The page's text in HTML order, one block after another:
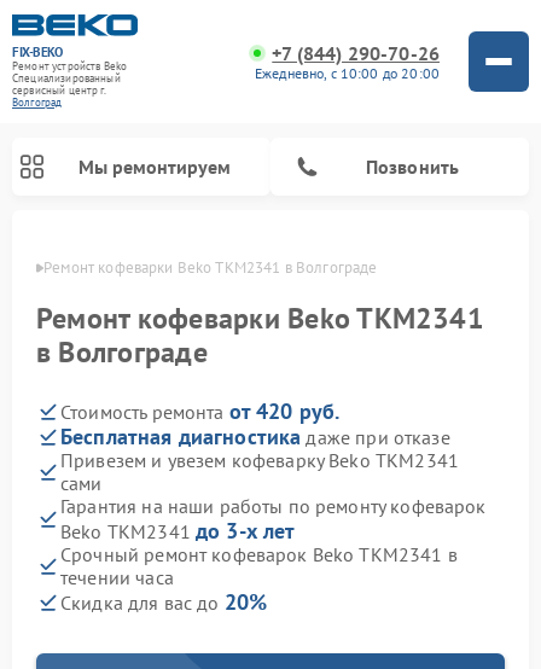
FIX-BEKO
Ремонт устройств Beko
Специализированный
cервисный центр г.
Волгоград
+7 (844) 290-70-26
Ежедневно, с 10:00 до 20:00
Мы ремонтируем Позвонить
Ремонт кофеварки Beko TKM2341 в Волгограде
Ремонт кофеварки Beko TKM2341
в Волгограде
Стоимость ремонта от 420 руб.
Бесплатная диагностика даже при отказе
Привезем и увезем кофеварку Beko TKM2341
сами
Гарантия на наши работы по ремонту кофеварок
Beko TKM2341 до 3-х лет
Срочный ремонт кофеварок Beko TKM2341 в
течении часа
Скидка для вас до 20%